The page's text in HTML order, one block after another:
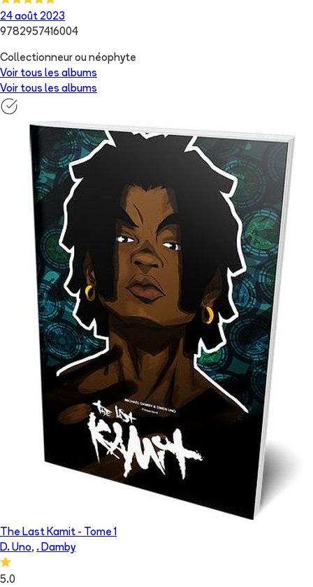
24 août 2023
9782957416004
Collectionneur ou néophyte
Voir tous les albums
Voir tous les albums
The Last Kamit - Tome 1
D. Uno, . Damby
5.0